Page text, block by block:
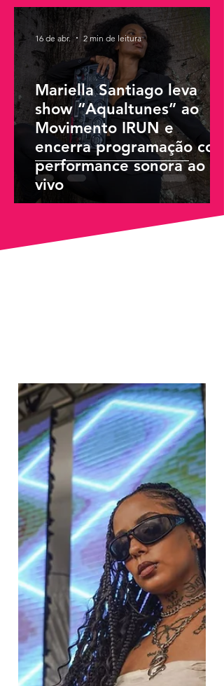
Mariella Santiago leva
show “Aqualtunes” ao
Movimento IRUN e
encerra programação com
performance sonora ao
vivo
16 de abr. 2 min de leitura